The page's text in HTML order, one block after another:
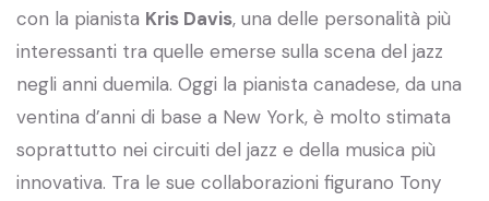
con la pianista Kris Davis, una delle personalità più
interessanti tra quelle emerse sulla scena del jazz
negli anni duemila. Oggi la pianista canadese, da una
ventina d’anni di base a New York, è molto stimata
soprattutto nei circuiti del jazz e della musica più
innovativa. Tra le sue collaborazioni figurano Tony